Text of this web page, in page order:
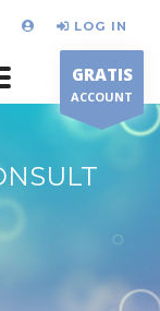
LOG IN
GRATIS
ACCOUNT